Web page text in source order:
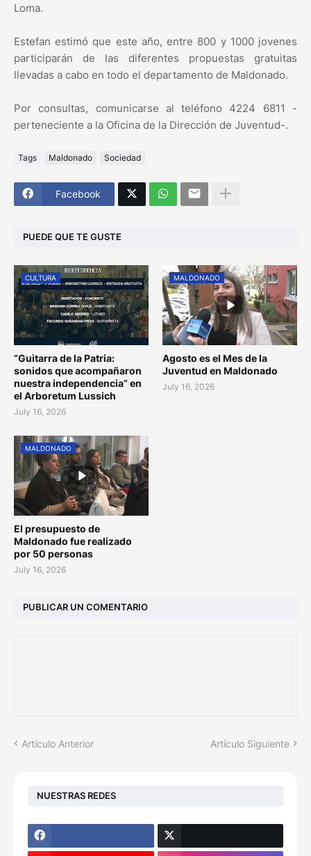
Loma.
Estefan estimó que este año, entre 800 y 1000 jovenes
participarán de las diferentes propuestas gratuitas
llevadas a cabo en todo el departamento de Maldonado.
Por consultas, comunicarse al teléfono 4224 6811 -
perteneciente a la Oficina de la Dirección de Juventud-.
Tags Maldonado Sociedad
Facebook
PUEDE QUE TE GUSTE
CULTURA
“Guitarra de la Patria:
sonidos que acompañaron
nuestra independencia” en
el Arboretum Lussich
July 16, 2026
MALDONADO
Agosto es el Mes de la
Juventud en Maldonado
July 16, 2026
MALDONADO
El presupuesto de
Maldonado fue realizado
por 50 personas
July 16, 2026
PUBLICAR UN COMENTARIO
Artículo Anterior Artículo Siguiente
NUESTRAS REDES